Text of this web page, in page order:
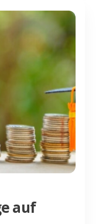
auf